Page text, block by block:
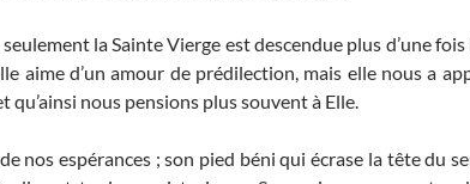
la Sainte Vierge est descendue plus d’une
aime d’un amour de prédilection, mais elle nous a
qu’ainsi nous pensions plus souvent à Elle.
nos espérances ; son pied béni qui écrase la tête du